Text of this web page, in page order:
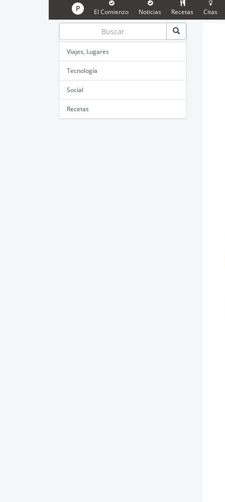
P El Comienzo Noticias Recetas Citas
Viajes, Lugares
Tecnología
Social
Recetas